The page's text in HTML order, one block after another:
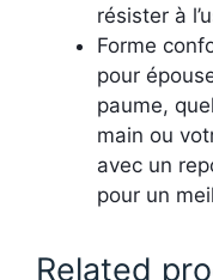
résister à
Forme
pour
paume,
main ou
avec un
pour un
Related